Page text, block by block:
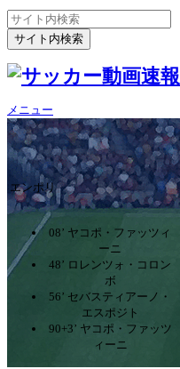
メニュー
エンポリ
08’ ヤコポ・ファッツィ
ーニ
48’ ロレンツォ・コロン
ボ
56’ セバスティアーノ・
エスポジト
90+3’ ヤコポ・ファッツ
ィーニ